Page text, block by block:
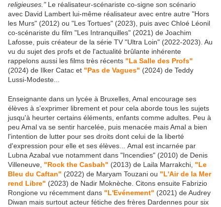
religieuses."Le réalisateur-scénariste co-signe son scénario
avec David Lambert lui-même réalisateur avec entre autre "Hors
les Murs" (2012) ou "Les Tortues" (2023), puis avec Chloé Léonil
co-scénariste du film "Les Intranquilles" (2021) de Joachim
Lafosse, puis créateur de la série TV "Ultra Loin" (2022-2023). Au
vu du sujet des profs et de l'actualité brûlante inhérente
rappelons aussi les films très récents "La Salle des Profs"
(2024) de Ilker Catac et "Pas de Vagues" (2024) de Teddy
Lussi-Modeste...
Enseignante dans un lycée à Bruxelles, Amal encourage ses
élèves à s'exprimer librement et pour cela aborde tous les sujets
jusqu'à heurter certains éléments, enfants comme adultes. Peu à
peu Amal va se sentir harcelée, puis menacée mais Amal a bien
l'intention de lutter pour ses droits dont celui de la liberté
d'expression pour elle et ses élèves... Amal est incarnée par
Lubna Azabal vue notamment dans "Incendies" (2010) de Denis
Villeneuve, "Rock the Casbah" (2013) de Laila Marrakchi, "Le
Bleu du Caftan" (2022) de Maryam Touzani ou "L'Air de la Mer
rend Libre" (2023) de Nadir Moknèche. Citons ensuite Fabrizio
Rongione vu récemment dans "L'Evénement" (2021) de Audrey
Diwan mais surtout acteur fétiche des frères Dardennes pour six